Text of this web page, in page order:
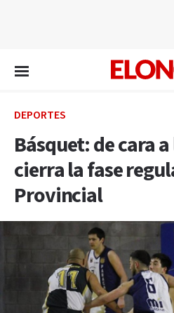
DEPORTES
Básquet: de cara
cierra la fase
Provincial